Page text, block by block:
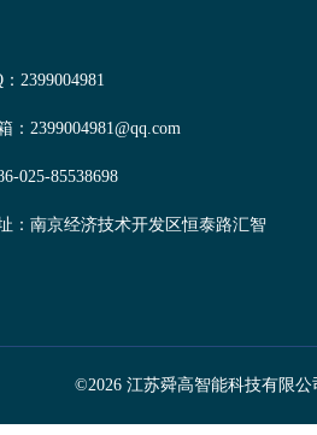
2399004981
：2399004981@qq.com
025-85538698
：南京经济技术开发区恒泰路汇智
©2026 江苏舜高智能科技有限